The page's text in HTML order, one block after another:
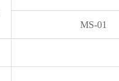
MS-01